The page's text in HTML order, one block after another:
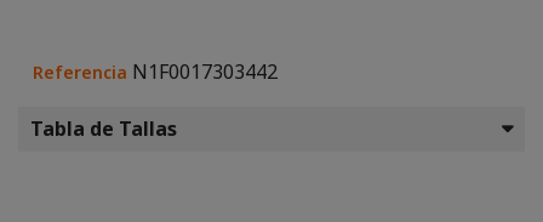
Referencia N1F0017303442
Tabla de Tallas